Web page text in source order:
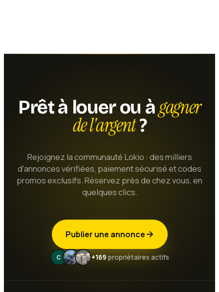
Prêt à louer ou àgagner
de l'argent?
Rejoignez la communauté Lokio : des milliers
d'annonces vérifiées, paiement sécurisé et codes
promos exclusifs. Réservez près de chez vous, en
quelques clics.
Publier une annonce
+169 propriétaires actifs